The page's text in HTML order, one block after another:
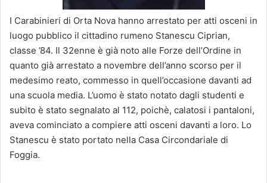
I Carabinieri di Orta Nova hanno arrestato per atti osceni in
luogo pubblico il cittadino rumeno Stanescu Ciprian,
classe ’84. Il 32enne è già noto alle Forze dell’Ordine in
quanto già arrestato a novembre dell’anno scorso per il
medesimo reato, commesso in quell’occasione davanti ad
una scuola media. L’uomo è stato notato dagli studenti e
subito è stato segnalato al 112, poichè, calatosi i pantaloni,
aveva cominciato a compiere atti osceni davanti a loro. Lo
Stanescu è stato portato nella Casa Circondariale di
Foggia.